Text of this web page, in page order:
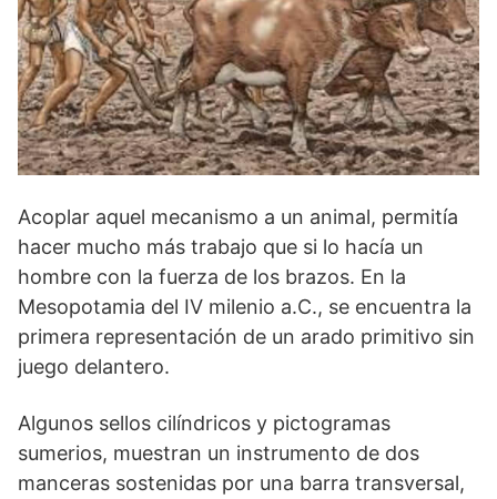
Acoplar aquel mecanismo a un animal, permitía
hacer mucho más trabajo que si lo hacía un
hombre con la fuerza de los brazos. En la
Mesopotamia del IV milenio a.C., se encuentra la
primera representación de un arado primitivo sin
juego delantero.
Algunos sellos cilíndricos y pictogramas
sumerios, muestran un instrumento de dos
manceras sostenidas por una barra transversal,